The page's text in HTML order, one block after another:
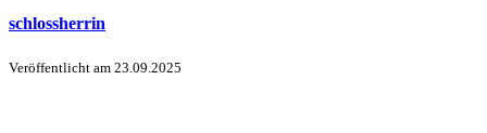
schlossherrin
Veröffentlicht am 23.09.2025